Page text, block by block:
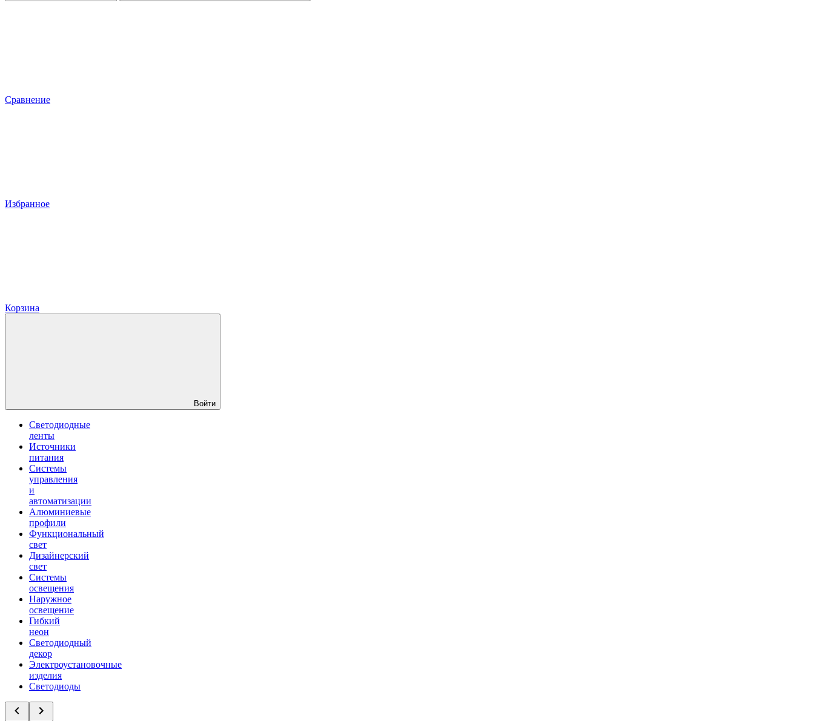
Сравнение
Избранное
Корзина
Войти
Светодиодные
ленты
Источники
питания
Системы
управления
и
автоматизации
Алюминиевые
профили
Функциональный
свет
Дизайнерский
свет
Системы
освещения
Наружное
освещение
Гибкий
неон
Светодиодный
декор
Электроустановочные
изделия
Светодиоды